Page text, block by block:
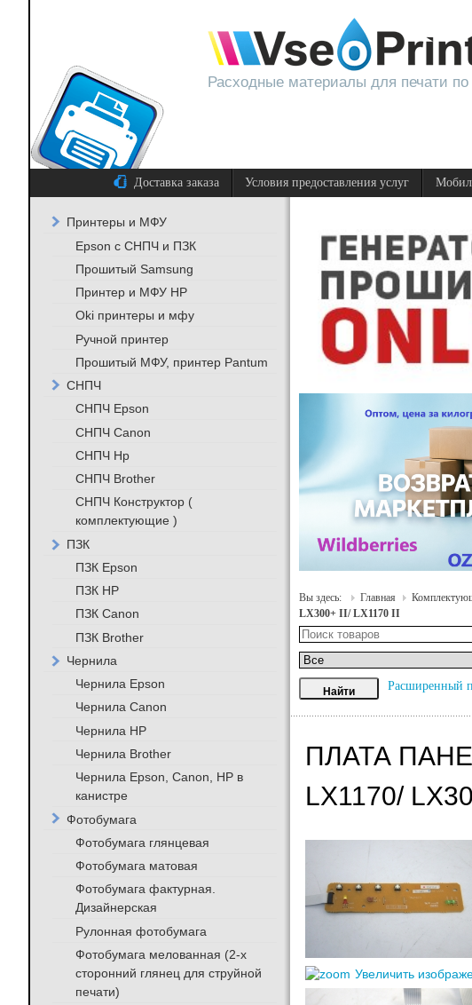
Расходные материалы для печати
Доставка заказа Условия предоставления услуг
Вы здесь: Главная
LX300+ II/ LX1170 II
Расширенный
ПЛАТА
LX1170/
Увеличить
Принтеры и МФУ
Epson с СНПЧ и ПЗК
Прошитый Samsung
Принтер и МФУ HP
Oki принтеры и мфу
Ручной принтер
Прошитый МФУ, принтер Pantum
СНПЧ
СНПЧ Epson
СНПЧ Canon
СНПЧ Hp
СНПЧ Brother
СНПЧ Конструктор (
комплектующие )
ПЗК
ПЗК Epson
ПЗК HP
ПЗК Canon
ПЗК Brother
Чернила
Чернила Epson
Чернила Canon
Чернила HP
Чернила Brother
Чернила Epson, Canon, HP в
канистре
Фотобумага
Фотобумага глянцевая
Фотобумага матовая
Фотобумага фактурная.
Дизайнерская
Рулонная фотобумага
Фотобумага мелованная (2-х
сторонний глянец для струйной
печати)